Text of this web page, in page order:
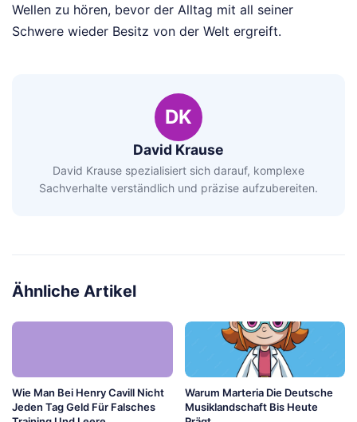
Wellen zu hören, bevor der Alltag mit all seiner
Schwere wieder Besitz von der Welt ergreift.
DK
David Krause
David Krause spezialisiert sich darauf, komplexe
Sachverhalte verständlich und präzise aufzubereiten.
Ähnliche Artikel
Wie Man Bei Henry Cavill Nicht
Jeden Tag Geld Für Falsches
Warum Marteria Die Deutsche
Musiklandschaft Bis Heute